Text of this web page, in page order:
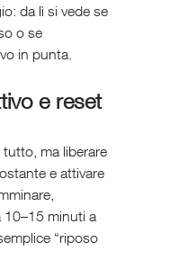
da lì si vede se
o se
in punta.
e reset
ma liberare
e attivare
10–15 minuti a
“riposo